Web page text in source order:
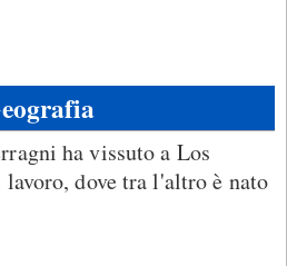
ha vissuto a Los
dove tra l'altro è nato